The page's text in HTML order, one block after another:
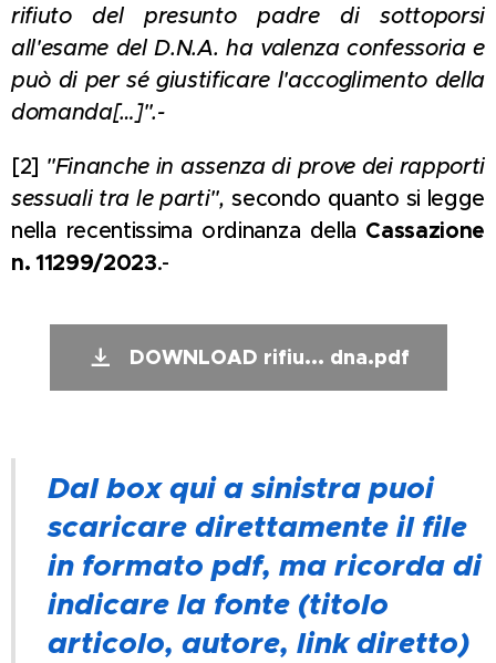
rifiuto del presunto padre di sottoporsi
all'esame del D.N.A. ha valenza confessoria e
può di per sé giustificare l'accoglimento della
domanda[…]".-
[2] "Finanche in assenza di prove dei rapporti
sessuali tra le parti",secondo quanto si legge
nella recentissima ordinanza della Cassazione
n. 11299/2023.-
DOWNLOAD rifiu... dna.pdf
Dal box qui a sinistra puoi
scaricare direttamente il file
in formato pdf, ma ricorda di
indicare la fonte (titolo
articolo, autore, link diretto)